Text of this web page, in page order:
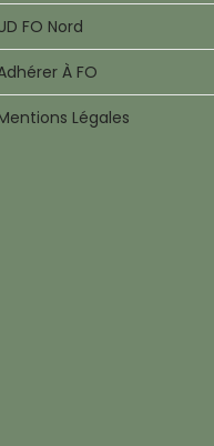
FO Nord
À FO
Légales